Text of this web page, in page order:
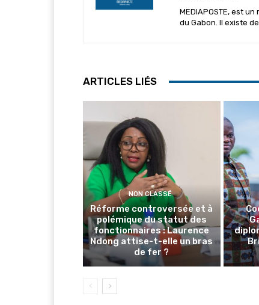
MEDIAPOSTE, est
du Gabon. Il existe
ARTICLES LIÉS
NON CLASSÉ
Réforme controversée et à
polémique du statut des
fonctionnaires : Laurence
Ndong attise-t-elle un bras
de fer ?